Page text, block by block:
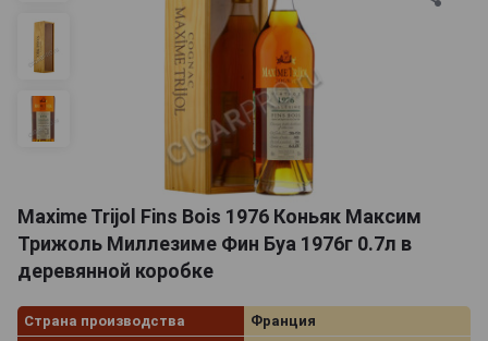
Maxime Trijol Fins Bois 1976 Коньяк Максим
Трижоль Миллезиме Фин Буа 1976г 0.7л в
деревянной коробке
Страна производства
Франция